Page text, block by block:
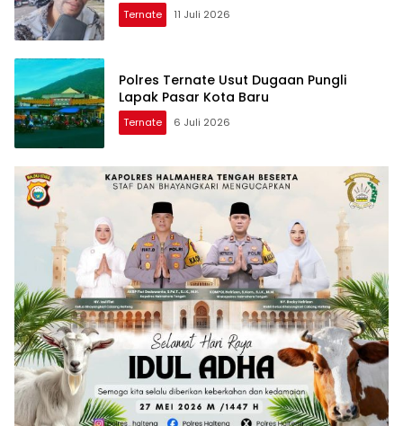
Ternate 11 Juli 2026
Polres Ternate Usut Dugaan Pungli
Lapak Pasar Kota Baru
Ternate 6 Juli 2026